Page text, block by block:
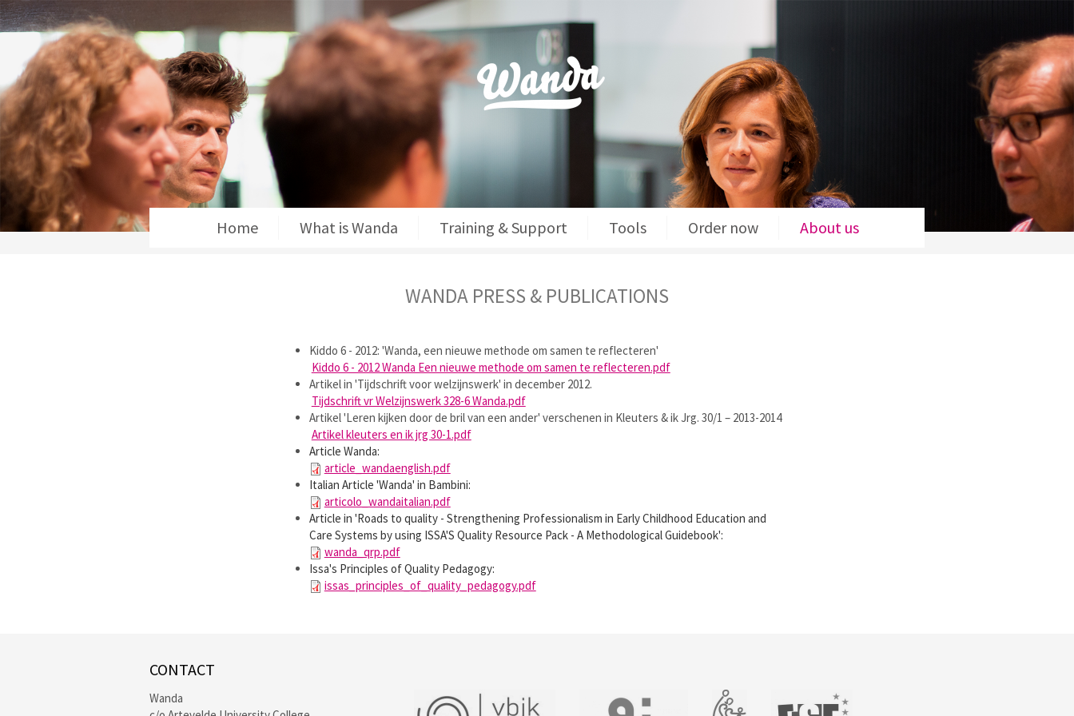
Home What is Wanda Training & Support Tools Order now About us
WANDA PRESS & PUBLICATIONS
Kiddo 6 - 2012: 'Wanda, een nieuwe methode om samen te reflecteren'
Kiddo 6 - 2012 Wanda Een nieuwe methode om samen te reflecteren.pdf
Artikel in 'Tijdschrift voor welzijnswerk' in december 2012.
Tijdschrift vr Welzijnswerk 328-6 Wanda.pdf
Artikel 'Leren kijken door de bril van een ander' verschenen in Kleuters & ik Jrg. 30/1 – 2013-2014
Artikel kleuters en ik jrg 30-1.pdf
Article Wanda:
article_wandaenglish.pdf
Italian Article 'Wanda' in Bambini:
articolo_wandaitalian.pdf
Article in 'Roads to quality - Strengthening Professionalism in Early Childhood Education and
Care Systems by using ISSA'S Quality Resource Pack - A Methodological Guidebook':
wanda_qrp.pdf
Issa's Principles of Quality Pedagogy:
issas_principles_of_quality_pedagogy.pdf
CONTACT
Wanda